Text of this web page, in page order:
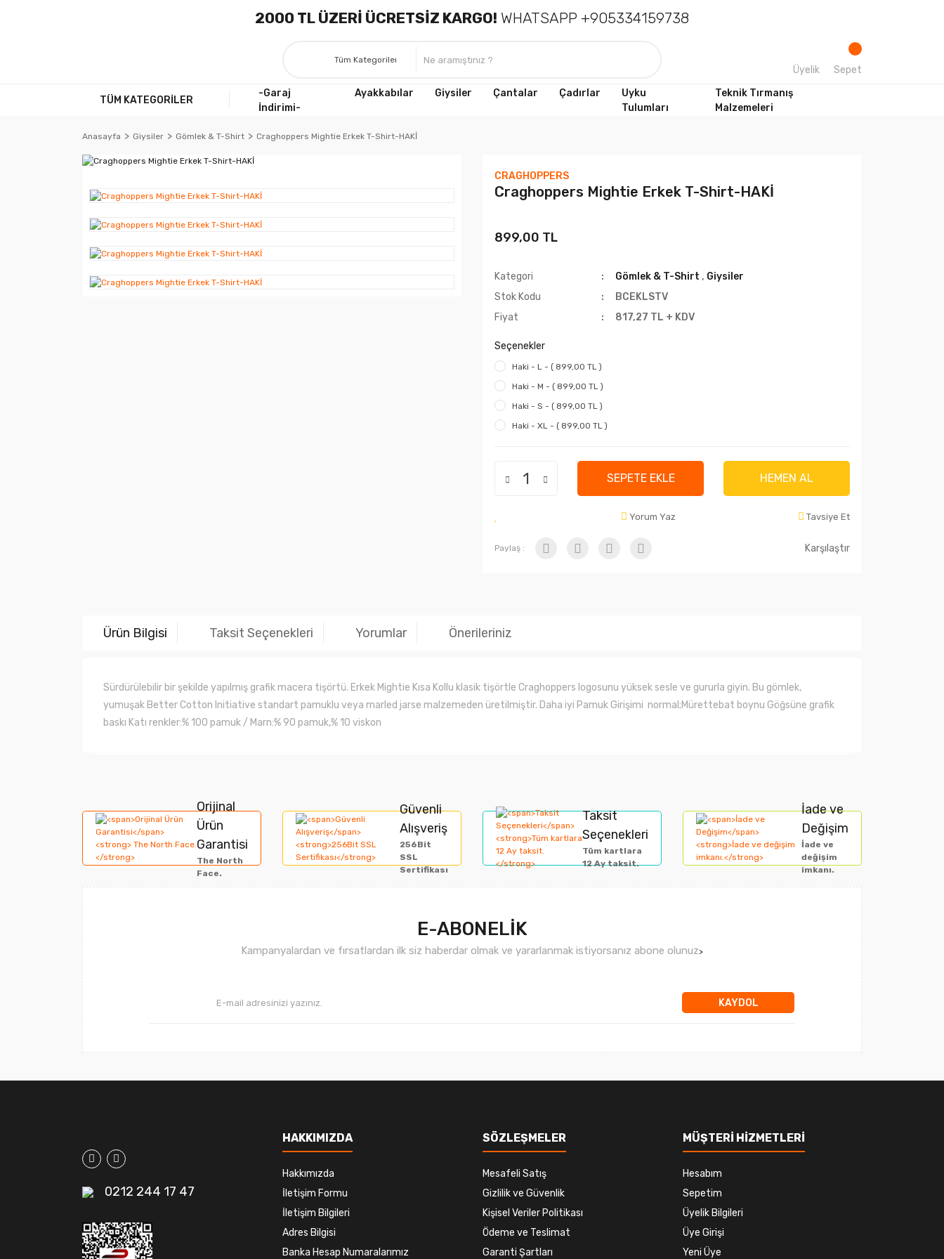
2000 TL ÜZERİ ÜCRETSİZ KARGO! WHATSAPP +905334159738
Üyelik Sepet
TÜM KATEGORİLER
-Garaj
İndirimi-
Ayakkabılar Giysiler Çantalar Çadırlar
Uyku
Tulumları
Teknik Tırmanış
Malzemeleri
Anasayfa Giysiler Gömlek & T-Shirt Craghoppers Mightie Erkek T-Shirt-HAKİ
CRAGHOPPERS
Craghoppers Mightie Erkek T-Shirt-HAKİ
899,00 TL
Kategori Gömlek & T-Shirt , Giysiler
Stok Kodu
BCEKLSTV
Fiyat
817,27 TL + KDV
Seçenekler
Haki - L - ( 899,00 TL )
Haki - M - ( 899,00 TL )
Haki - S - ( 899,00 TL )
Haki - XL - ( 899,00 TL )
SEPETE EKLE HEMEN AL
Yorum Yaz Tavsiye Et
Paylaş : Karşılaştır
Ürün Bilgisi Taksit Seçenekleri Yorumlar Önerileriniz
Sürdürülebilir bir şekilde yapılmış grafik macera tişörtü. Erkek Mightie Kısa Kollu klasik tişörtle Craghoppers logosunu yüksek sesle ve gururla giyin. Bu gömlek,
yumuşak Better Cotton Initiative standart pamuklu veya marled jarse malzemeden üretilmiştir. Daha iyi Pamuk Girişimi normal;Mürettebat boynu Göğsüne grafik
baskı Katı renkler:% 100 pamuk / Marn:% 90 pamuk,% 10 viskon
Bu ürüne ilk yorumu siz yapın!
Görüş ve önerileriniz için teşekkür ederiz.
Ürün resmi kalitesiz, bozuk veya görüntülenemiyor.
Ürün açıklamasında eksik bilgiler bulunuyor.
Orijinal
Ürün
Garantisi
The North
Face.
Güvenli
Alışveriş
256Bit
SSL
Sertifikası
Taksit
Seçenekleri
Tüm kartlara
12 Ay taksit.
İade ve
Değişim
İade ve
değişim
imkanı.
E-ABONELİK
Kampanyalardan ve fırsatlardan ilk siz haberdar olmak ve yararlanmak istiyorsanız abone olunuz>
KAYDOL
0212 244 17 47
HAKKIMIZDA
Hakkımızda
İletişim Formu
İletişim Bilgileri
Adres Bilgisi
Banka Hesap Numaralarımız
SÖZLEŞMELER
Mesafeli Satış
Gizlilik ve Güvenlik
Kişisel Veriler Politikası
Ödeme ve Teslimat
Garanti Şartları
MÜŞTERİ HİZMETLERİ
Hesabım
Sepetim
Üyelik Bilgileri
Üye Girişi
Yeni Üye